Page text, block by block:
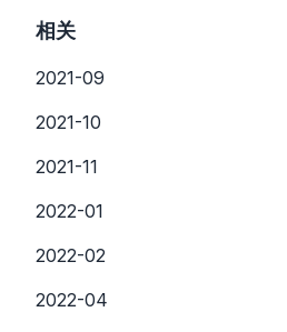
相关
2021-09
2021-10
2021-11
2022-01
2022-02
2022-04